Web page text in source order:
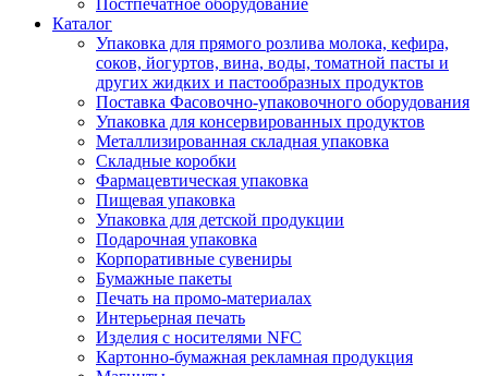
Постпечатное оборудование
Каталог
Упаковка для прямого розлива молока, кефира,
соков, йогуртов, вина, воды, томатной пасты и
других жидких и пастообразных продуктов
Поставка Фасовочно-упаковочного оборудования
Упаковка для консервированных продуктов
Металлизированная складная упаковка
Складные коробки
Фармацевтическая упаковка
Пищевая упаковка
Упаковка для детской продукции
Подарочная упаковка
Корпоративные сувениры
Бумажные пакеты
Печать на промо-материалах
Интерьерная печать
Изделия с носителями NFC
Картонно-бумажная рекламная продукция